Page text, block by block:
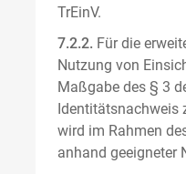
TrEinV.
7.2.2. Für die
Nutzung von
Maßgabe des § 3
Identitätsnachweis
wird im Rahmen
anhand geeigneter